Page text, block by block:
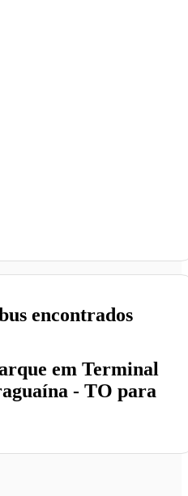
em Terminal
- TO para
encontrados